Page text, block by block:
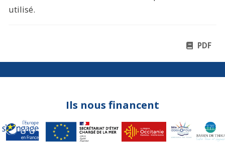
utilisé.
PDF
Ils nous financent